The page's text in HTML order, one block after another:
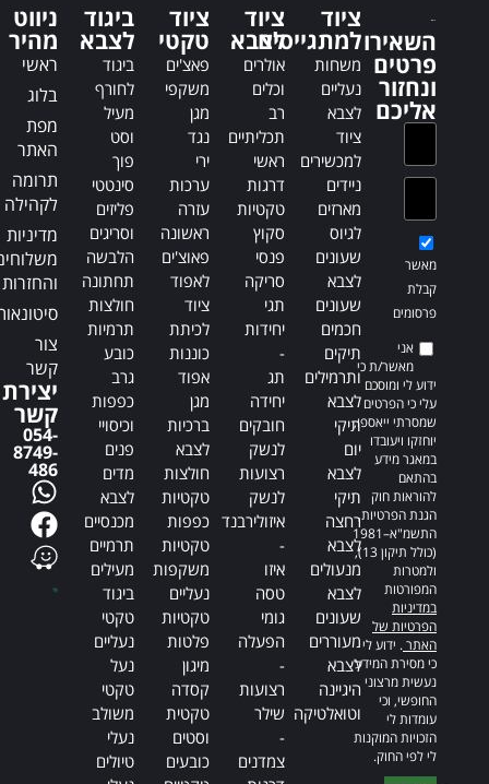
השאירו
פרטים
ונחזור
אליכם
מאשר
קבלת
פרסומים
אני
מאשר/ת כי
ידוע לי ומוסכם
עלי כי הפרטים
שמסרתי ייאספו,
יוחזקו ויעובדו
במאגר מידע
בהתאם
להוראות חוק
הגנת הפרטיות,
התשמ"א–1981
(כולל תיקון 13),
ולמטרות
המפורטות
במדיניות
הפרטיות של
האתר. ידוע לי
כי מסירת המידע
נעשית מרצוני
החופשי, וכי
עומדות לי
הזכויות המוקנות
לי לפי החוק.
ציוד
למתגייסים
משחות
נעליים
לצבא
ציוד
למכשירים
ניידים
מארזים
לגיוס
שעונים
לצבא
שעונים
חכמים
תיקים
ותרמילים
לצבא
תיקי
יום
לצבא
תיקי
רחצה
לצבא
מנעולים
לצבא
שעונים
מעוררים
לצבא
היגיינה
וטואלטיקה
ציוד
לצבא
אולרים
וכלים
רב
תכליתיים
ראשי
דרגות
טקטיות
סקוץ
פנסי
סריקה
תגי
יחידות
-
תג
יחידה
חובקים
לנשק
רצועות
לנשק
איזולירבנד
-
איזו
טסה
גומי
הפעלה
-
רצועות
שילר
-
צמדנים
ציוד
טקטי
פאצ'ים
משקפי
מגן
נגד
ירי
ערכות
עזרה
ראשונה
פאוצ'ים
לאפוד
ציוד
לכיתת
כוננות
אפוד
מגן
ברכיות
לצבא
חולצות
טקטיות
כפפות
טקטיות
משקפות
נעליים
טקטיות
פלטות
מיגון
קסדה
טקטית
וסטים
כובעים
ביגוד
לצבא
ביגוד
לחורף
מעיל
וסט
פוך
סינטטי
פליזים
וסריגים
הלבשה
תחתונה
חולצות
תרמיות
כובע
גרב
כפפות
וכיסויי
פנים
מדים
לצבא
מכנסיים
תרמיים
מעילים
ביגוד
טקטי
נעליים
נעל
טקטי
משולב
נעלי
טיולים
ניווט
מהיר
ראשי
בלוג
מפת
האתר
תרומה
לקהילה
מדיניות
והחזרות
צור
קשר
יצירת
קשר
054-
8749-
486